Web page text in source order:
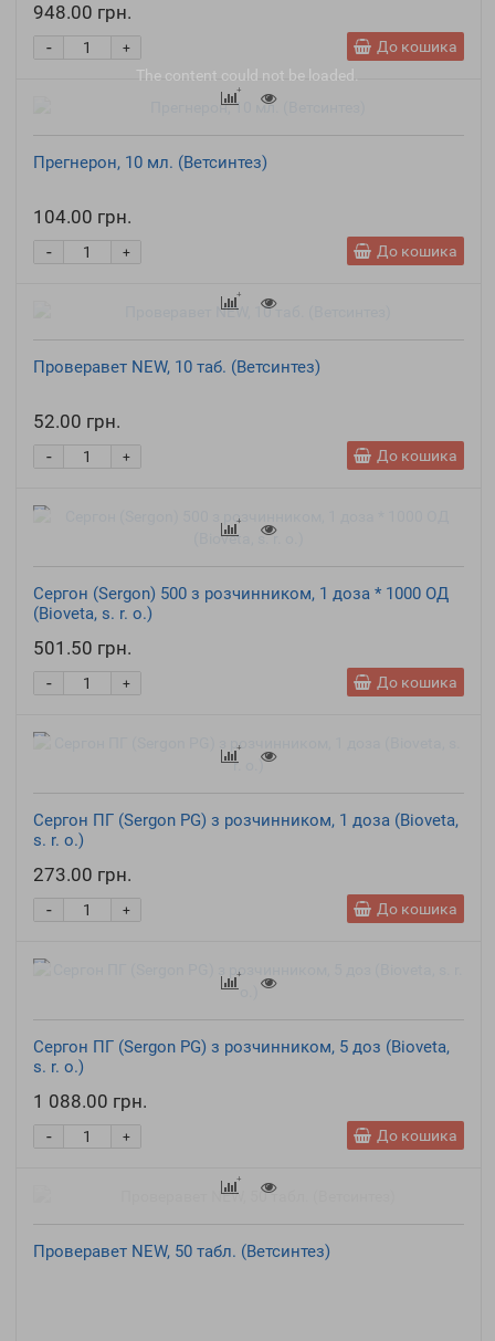
The content could not be loaded.
948.00 грн.
+
- До кошика
Прегнерон, 10 мл. (Ветсинтез)
104.00 грн.
+
- До кошика
Проверавет NEW, 10 таб. (Ветсинтез)
52.00 грн.
+
- До кошика
Сергон (Sergon) 500 з розчинником, 1 доза * 1000 ОД
(Bioveta, s. r. o.)
501.50 грн.
+
- До кошика
Сергон ПГ (Sergon PG) з розчинником, 1 доза (Bioveta,
s. r. o.)
273.00 грн.
+
- До кошика
Сергон ПГ (Sergon PG) з розчинником, 5 доз (Bioveta,
s. r. o.)
1 088.00 грн.
+
- До кошика
Проверавет NEW, 50 табл. (Ветсинтез)